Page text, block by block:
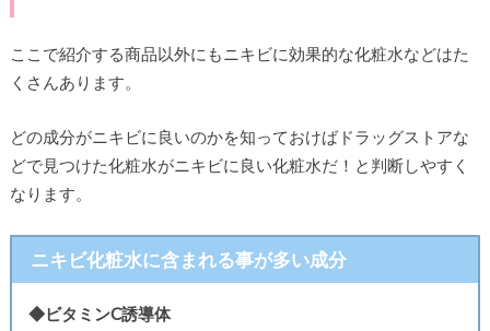
ここで紹介する商品以外にもニキビに効果的な化粧水などはた
くさんあります。
どの成分がニキビに良いのかを知っておけばドラッグストアな
どで見つけた化粧水がニキビに良い化粧水だ！と判断しやすく
なります。
ニキビ化粧水に含まれる事が多い成分
◆ビタミンC誘導体